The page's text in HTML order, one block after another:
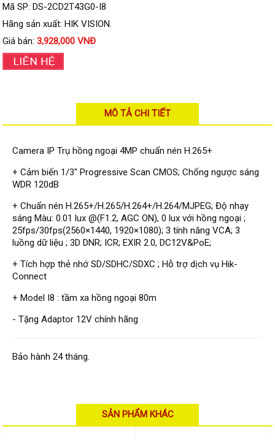
Camera HDParagon
Đầu ghi Analog
Đầu ghi HDParagon
Đầu ghi HIKVISION
Thiết bị chống trộm
Thiết bị chống trộm Paradox
Thiết bị Enforcer
access control
Khóa điện tử VIRO
Khóa điện tử KBVISION
Access control Syris
LẮP ĐẶT CAMERA TRỌN GÓI
BÁO ĐỘNG CHỐNG TRỘM
Hỗ trợ kỹ thuật
Mã SP: DS-2CD2T43G0-I8
Hãng sản xuất: HIK VISION.
Giá bán:3,928,000 VNĐ
MÔ TẢ CHI TIẾT
Camera IP Trụ hồng ngoại 4MP chuẩn nén H.265+
+ Cảm biến 1/3" Progressive Scan CMOS; Chống ngược sáng
WDR 120dB
+ Chuẩn nén H.265+/H.265/H.264+/H.264/MJPEG; Độ nhạy
sáng Màu: 0.01 lux @(F1.2, AGC ON), 0 lux với hồng ngoại ;
25fps/30fps(2560×1440, 1920×1080); 3 tính năng VCA; 3
luồng dữ liệu ; 3D DNR; ICR; EXIR 2.0, DC12V&PoE;
+ Tích hợp thẻ nhớ SD/SDHC/SDXC ; Hỗ trợ dịch vụ Hik-
Connect
+ Model I8 : tầm xa hồng ngoại 80m
- Tặng Adaptor 12V chính hãng
Bảo hành 24 tháng.
SẢN PHẨM KHÁC